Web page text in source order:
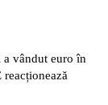
vândut euro în